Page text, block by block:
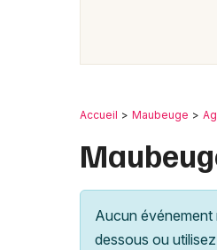
Accueil Maubeuge
Aucun
dessous ou